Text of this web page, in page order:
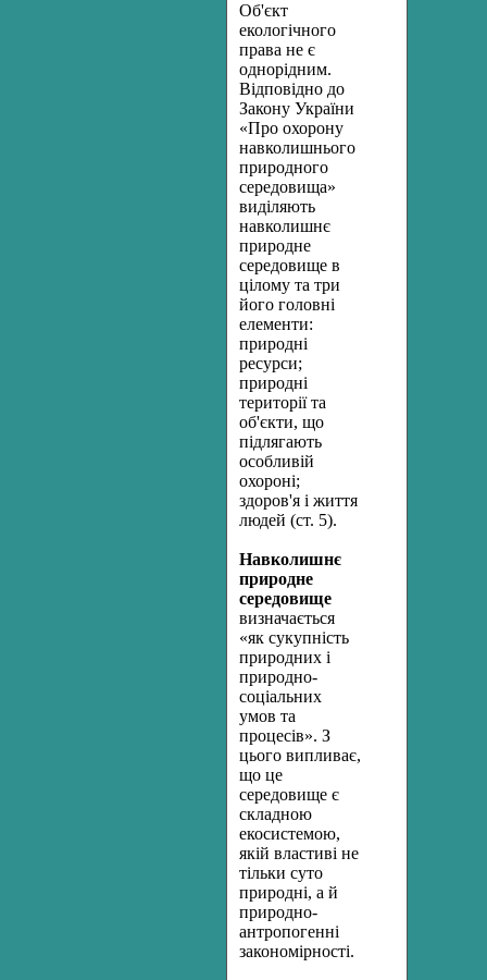
Об'єкт
екологічного
права не є
однорідним.
Відповідно до
Закону України
«Про охорону
навколишнього
природного
середовища»
виділяють
навколишнє
природне
середовище в
цілому та три
його головні
елементи:
природні
ресурси;
природні
території та
об'єкти, що
підлягають
особливій
охороні;
здоров'я і життя
людей (ст. 5).
Навколишнє
природне
середовище
визначається
«як сукупність
природних і
природно-
соціальних
умов та
процесів». З
цього випливає,
що це
середовище є
складною
екосистемою,
якій властиві не
тільки суто
природні, а й
природно-
антропогенні
закономірності.